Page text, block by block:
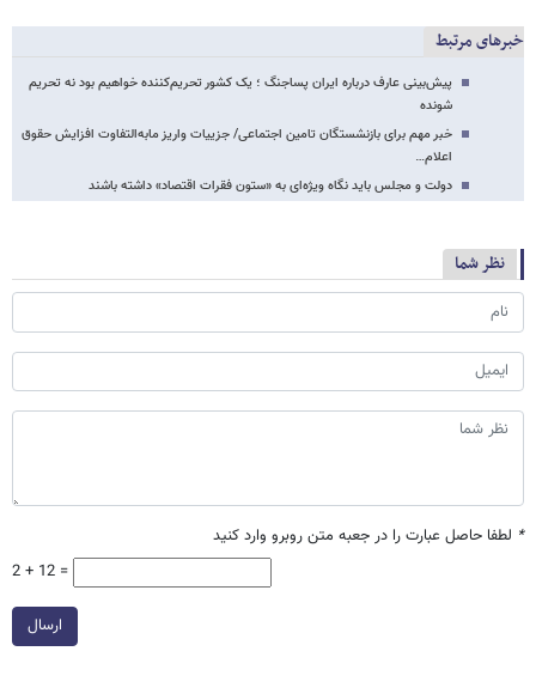
خبرهای مرتبط
پیش‌بینی عارف درباره ایران پساجنگ ؛ یک کشور تحریم‌کننده خواهیم بود نه تحریم
شونده
خبر مهم برای بازنشستگان تامین اجتماعی/ جزییات واریز مابه‌التفاوت افزایش حقوق
اعلام…
دولت و مجلس باید نگاه ویژه‌ای به «ستون فقرات اقتصاد» داشته باشند
نظر شما
* لطفا حاصل عبارت را در جعبه متن روبرو وارد کنید
2 + 12 =
ارسال